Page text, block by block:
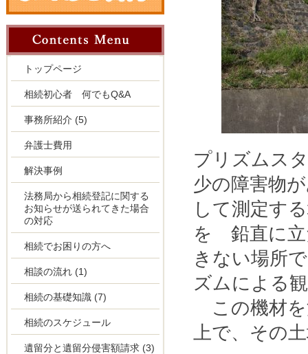
プリズムス
少の障害物
して測定す
を 鉛直に立
きない場所
ズムによる
この機材を
上で、その
トップページ
相続初心者 何でもQ&A
事務所紹介 (5)
弁護士費用
解決事例
法務局から相続登記に関する
お知らせが送られてきた場合
の対応
相続でお困りの方へ
相談の流れ (1)
相続の基礎知識 (7)
相続のスケジュール
遺留分と遺留分侵害額請求 (3)